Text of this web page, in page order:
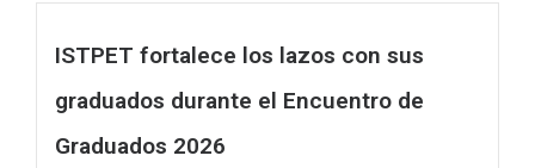
ISTPET fortalece los lazos con sus
graduados durante el Encuentro de
Graduados 2026